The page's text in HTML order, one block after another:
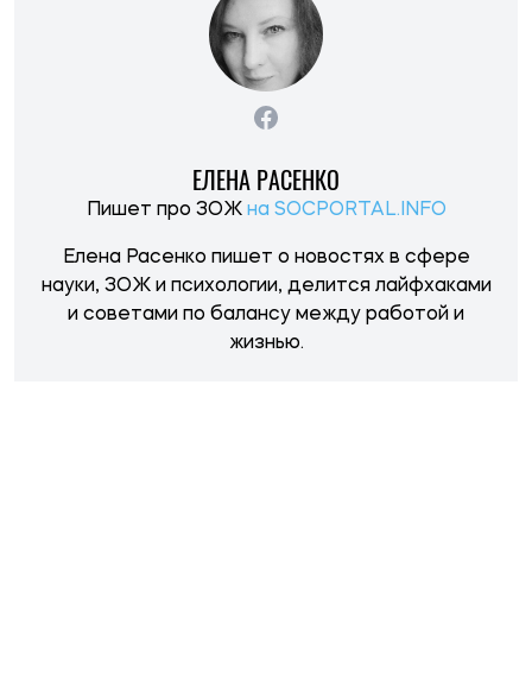
ЕЛЕНА РАСЕНКО
Пишет про ЗОЖ на SOCPORTAL.INFO
Елена Расенко пишет о новостях в сфере
науки, ЗОЖ и психологии, делится лайфхаками
и советами по балансу между работой и
жизнью.